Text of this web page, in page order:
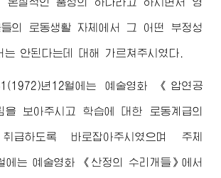
의 로동생활 자체에서 그 어떤 부정성
안된다는데 대해 가르쳐주시였다.
년12월에는 예술영화 《압연공
을 보아주시고 학습에 대한 로동계급의
하도록 바로잡아주시였으며 주체
는 예술영화 《산정의 수리개들》에서